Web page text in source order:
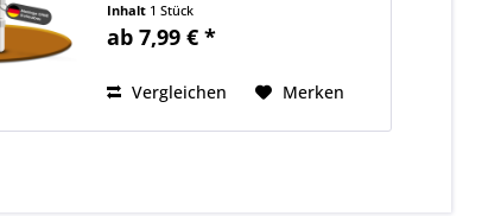
erhältlich Diese langlebige
Rolladengurt-Abdeckung aus
ist die ideale...
Inhalt 1 Stück
ab 7,99 € *
Vergleichen Merken